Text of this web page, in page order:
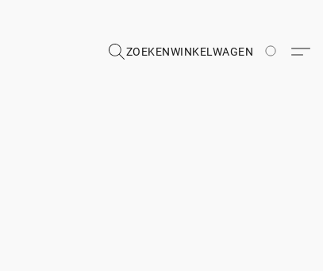
ZOEKENWINKELWAGEN